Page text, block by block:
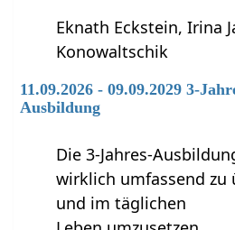
Eknath Eckstein, Irina
Konowaltschik
11.09.2026 - 09.09.2029 3-
Ausbildung
Die 3-Jahres-
wirklich umfassend zu
und im täglichen